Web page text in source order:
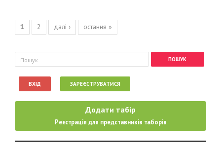
Сторінки
1 2 далі › остання »
Пошукова форма
Пошук
ВХІД ЗАРЕЄСТРУВАТИСЯ
Додати табір
Реєстрація для представників таборів